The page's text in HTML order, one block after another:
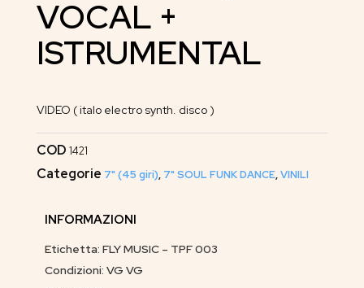
VOCAL +
ISTRUMENTAL
VIDEO ( italo electro synth. disco )
COD 1421
Categorie 7" (45 giri), 7" SOUL FUNK DANCE,VINILI
INFORMAZIONI
Etichetta: FLY MUSIC – TPF 003
Condizioni: VG VG